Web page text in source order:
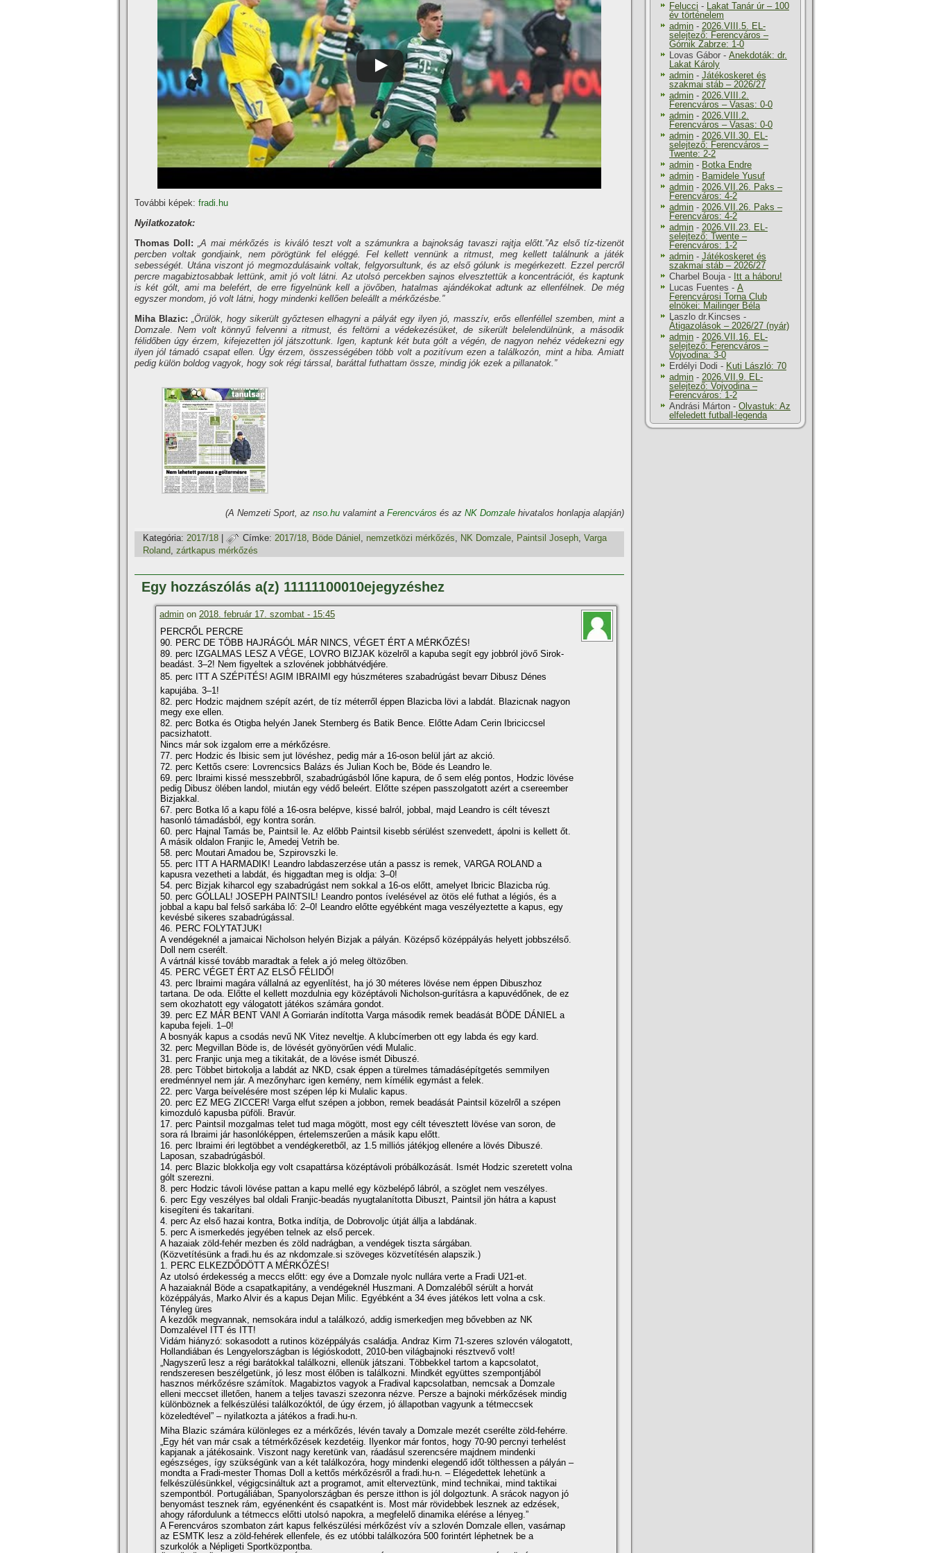
További képek: fradi.hu
Nyilatkozatok:
Thomas Doll: „A mai mérkőzés is kiváló teszt volt a számunkra a bajnokság tavaszi rajtja előtt.”Az első tí­z-tizenöt
percben voltak gondjaink, nem pörögtünk fel eléggé. Fel kellett vennünk a ritmust, meg kellett találnunk a játék
sebességét. Utána viszont jó megmozdulásaink voltak, felgyorsultunk, és az első gólunk is megérkezett. Ezzel percről
percre magabiztosabbak lettünk, amit jó volt látni. Az utolsó percekben sajnos elvesztettük a koncentrációt, és kaptunk
is két gólt, ami ma belefért, de erre figyelnünk kell a jövőben, hatalmas ajándékokat adtunk az ellenfélnek. De még
egyszer mondom, jó volt látni, hogy mindenki kellően beleállt a mérkőzésbe.”
Miha Blazic: „Örülök, hogy sikerült győztesen elhagyni a pályát egy ilyen jó, masszí­v, erős ellenféllel szemben, mint a
Domzale.Nem volt könnyű felvenni a ritmust, és feltörni a védekezésüket, de sikerült belelendülnünk, a második
félidőben úgy érzem, kifejezetten jól játszottunk. Igen, kaptunk két buta gólt a végén, de nagyon nehéz védekezni egy
ilyen jól támadó csapat ellen. Úgy érzem, összességében több volt a pozití­vum ezen a találkozón, mint a hiba. Amiatt
pedig külön boldog vagyok, hogy sok régi társsal, baráttal futhattam össze, mindig jók ezek a pillanatok.”
(A Nemzeti Sport, az nso.hu valamint a Ferencváros és az NK Domzale hivatalos honlapja alapján)
Kategória: 2017/18 Címke: 2017/18, Böde Dániel , nemzetközi mérkőzés, NK Domzale, Paintsil Joseph, Varga
Roland, zártkapus mérkőzés
Egy hozzászólás a(z) 11111100010ejegyzéshez
admin on 2018. február 17. szombat - 15:45
PERCRŐL PERCRE
90. PERC DE TÖBB HAJRÁGÓL MÁR NINCS, VÉGET ÉRT A MÉRKŐZÉS!
89. perc IZGALMAS LESZ A VÉGE, LOVRO BIZJAK közelről a kapuba segí­t egy jobbról jövő Sirok-
beadást. 3–2! Nem figyeltek a szlovének jobbhátvédjére.
85. perc ITT A SZÉPíTÉS! AGIM IBRAIMI egy húszméteres szabadrúgást bevarr Dibusz Dénes
kapujába. 3–1!
82. perc Hodzic majdnem szépí­t azért, de tí­z méterről éppen Blazicba lövi a labdát. Blazicnak nagyon
megy exe ellen.
82. perc Botka és Otigba helyén Janek Sternberg és Batik Bence. Előtte Adam Cerin Ibriciccsel
pacsizhatott.
Nincs már sok izgalom erre a mérkőzésre.
77. perc Hodzic és Ibisic sem jut lövéshez, pedig már a 16-oson belül járt az akció.
72. perc Kettős csere: Lovrencsics Balázs és Julian Koch be, Böde és Leandro le.
69. perc Ibraimi kissé messzebbről, szabadrúgásból lőne kapura, de ő sem elég pontos, Hodzic lövése
pedig Dibusz ölében landol, miután egy védő beleért. Előtte szépen passzolgatott azért a csereember
Bizjakkal.
67. perc Botka lő a kapu fölé a 16-osra belépve, kissé balról, jobbal, majd Leandro is célt téveszt
hasonló támadásból, egy kontra során.
60. perc Hajnal Tamás be, Paintsil le. Az előbb Paintsil kisebb sérülést szenvedett, ápolni is kellett őt.
A másik oldalon Franjic le, Amedej Vetrih be.
58. perc Moutari Amadou be, Szpirovszki le.
55. perc ITT A HARMADIK! Leandro labdaszerzése után a passz is remek, VARGA ROLAND a
kapusra vezetheti a labdát, és higgadtan meg is oldja: 3–0!
54. perc Bizjak kiharcol egy szabadrúgást nem sokkal a 16-os előtt, amelyet Ibricic Blazicba rúg.
50. perc GÓLLAL! JOSEPH PAINTSIL! Leandro pontos í­velésével az ötös elé futhat a légiós, és a
jobbal a kapu bal felső sarkába lő: 2–0! Leandro előtte egyébként maga veszélyeztette a kapus, egy
kevésbé sikeres szabadrúgással.
46. PERC FOLYTATJUK!
A vendégeknél a jamaicai Nicholson helyén Bizjak a pályán. Középső középpályás helyett jobbszélső.
Doll nem cserélt.
A vártnál kissé tovább maradtak a felek a jó meleg öltözőben.
45. PERC VÉGET ÉRT AZ ELSŐ FÉLIDŐ!
43. perc Ibraimi magára vállalná az egyenlí­tést, ha jó 30 méteres lövése nem éppen Dibuszhoz
tartana. De oda. Előtte el kellett mozdulnia egy középtávoli Nicholson-gurí­tásra a kapuvédőnek, de ez
sem okozhatott egy válogatott játékos számára gondot.
39. perc EZ MÁR BENT VAN! A Gorriarán indí­totta Varga második remek beadását BÖDE DÁNIEL a
kapuba fejeli. 1–0!
A bosnyák kapus a csodás nevű NK Vitez neveltje. A klubcí­merben ott egy labda és egy kard.
32. perc Megvillan Böde is, de lövését gyönyörűen védi Mulalic.
31. perc Franjic unja meg a tikitakát, de a lövése ismét Dibuszé.
28. perc Többet birtokolja a labdát az NKD, csak éppen a türelmes támadásépí­tgetés semmilyen
eredménnyel nem jár. A mezőnyharc igen kemény, nem kí­mélik egymást a felek.
22. perc Varga beí­velésére most szépen lép ki Mulalic kapus.
20. perc EZ MEG ZICCER! Varga elfut szépen a jobbon, remek beadását Paintsil közelről a szépen
kimozduló kapusba püföli. Bravúr.
17. perc Paintsil mozgalmas telet tud maga mögött, most egy célt tévesztett lövése van soron, de
sora rá Ibraimi jár hasonlóképpen, értelemszerűen a másik kapu előtt.
16. perc Ibraimi éri legtöbbet a vendégkeretből, az 1.5 milliós játékjog ellenére a lövés Dibuszé.
Laposan, szabadrúgásból.
14. perc Blazic blokkolja egy volt csapattársa középtávoli próbálkozását. Ismét Hodzic szeretett volna
gólt szerezni.
8. perc Hodzic távoli lövése pattan a kapu mellé egy közbelépő lábról, a szöglet nem veszélyes.
6. perc Egy veszélyes bal oldali Franjic-beadás nyugtalaní­totta Dibuszt, Paintsil jön hátra a kapust
kisegí­teni és takarí­tani.
4. perc Az első hazai kontra, Botka indí­tja, de Dobrovoljc útját állja a labdának.
5. perc A ismerkedés jegyében telnek az első percek.
A hazaiak zöld-fehér mezben és zöld nadrágban, a vendégek tiszta sárgában.
(Közvetí­tésünk a fradi.hu és az nkdomzale.si szöveges közvetí­tésén alapszik.)
1. PERC ELKEZDŐDÖTT A MÉRKŐZÉS!
Az utolsó érdekesség a meccs előtt: egy éve a Domzale nyolc nullára verte a Fradi U21-et.
A hazaiaknál Böde a csapatkapitány, a vendégeknél Huszmani. A Domzaléből sérült a horvát
középpályás, Marko Alvir és a kapus Dejan Milic. Egyébként a 34 éves játékos lett volna a csk.
Tényleg üres
A kezdők megvannak, nemsokára indul a találkozó, addig ismerkedjen meg bővebben az NK
Domzalével ITT és ITT!
Vidám hiányzó: sokasodott a rutinos középpályás családja. Andraz Kirm 71-szeres szlovén válogatott,
Hollandiában és Lengyelországban is légióskodott, 2010-ben világbajnoki résztvevő volt!
„Nagyszerű lesz a régi barátokkal találkozni, ellenük játszani. Többekkel tartom a kapcsolatot,
rendszeresen beszélgetünk, jó lesz most élőben is találkozni. Mindkét együttes szempontjából
hasznos mérkőzésre számí­tok. Magabiztos vagyok a Fradival kapcsolatban, nemcsak a Domzale
elleni meccset illetően, hanem a teljes tavaszi szezonra nézve. Persze a bajnoki mérkőzések mindig
különböznek a felkészülési találkozóktól, de úgy érzem, jó állapotban vagyunk a tétmeccsek
közeledtével” – nyilatkozta a játékos a fradi.hu-n.
Miha Blazic számára különleges ez a mérkőzés, lévén tavaly a Domzale mezét cserélte zöld-fehérre.
„Egy hét van már csak a tétmérkőzések kezdetéig. Ilyenkor már fontos, hogy 70-90 percnyi terhelést
kapjanak a játékosaink. Viszont nagy keretünk van, ráadásul szerencsére majdnem mindenki
egészséges, í­gy szükségünk van a két találkozóra, hogy mindenki elegendő időt tölthessen a pályán –
mondta a Fradi-mester Thomas Doll a kettős mérkőzésről a fradi.hu-n. – Elégedettek lehetünk a
felkészülésünkkel, végigcsináltuk azt a programot, amit elterveztünk, mind technikai, mind taktikai
szempontból. Portugáliában, Spanyolországban és persze itthon is jól dolgoztunk. A srácok nagyon jó
benyomást tesznek rám, egyénenként és csapatként is. Most már rövidebbek lesznek az edzések,
ahogy ráfordulunk a tétmeccs előtti utolsó napokra, a megfelelő dinamika elérése a lényeg.”
A Ferencváros szombaton zárt kapus felkészülési mérkőzést ví­v a szlovén Domzale ellen, vasárnap
az ESMTK lesz a zöld-fehérek ellenfele, és ez utóbbi találkozóra 500 forintért léphetnek be a
szurkolók a Népligeti Sportközpontba.
Felucci - Lakat Tanár úr – 100
év történelem
admin - 2026.VIII.5. EL-
selejtező: Ferencváros –
Górnik Zabrze: 1-0
Lovas Gábor - Anekdoták: dr.
Lakat Károly
admin - Játékoskeret és
szakmai stáb – 2026/27
admin - 2026.VIII.2.
Ferencváros – Vasas: 0-0
admin - 2026.VIII.2.
Ferencváros – Vasas: 0-0
admin - 2026.VII.30. EL-
selejtező: Ferencváros –
Twente: 2-2
admin - Botka Endre
admin - Bamidele Yusuf
admin - 2026.VII.26. Paks –
Ferencváros: 4-2
admin - 2026.VII.26. Paks –
Ferencváros: 4-2
admin - 2026.VII.23. EL-
selejtező: Twente –
Ferencváros: 1-2
admin - Játékoskeret és
szakmai stáb – 2026/27
Charbel Bouja- Itt a háboru!
Lucas Fuentes - A
Ferencvárosi Torna Club
elnökei: Mailinger Béla
Laszlo dr.Kincses -
Átigazolások – 2026/27 (nyár)
admin - 2026.VII.16. EL-
selejtező: Ferencváros –
Vojvodina: 3-0
Erdélyi Dodi - Kuti László: 70
admin - 2026.VII.9. EL-
selejtező: Vojvodina –
Ferencváros: 1-2
Andrási Márton - Olvastuk: Az
elfeledett futball-legenda